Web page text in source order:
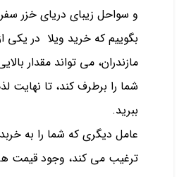
و سواحل زیبای دریای خزر
بگوییم که خرید ویلا در یکی
مازندران، می تواند مقدار
شما را برطرف کند، تا نهایت
ببرید.
عامل دیگری که شما را به
ترغیب می کند، وجود قیمت